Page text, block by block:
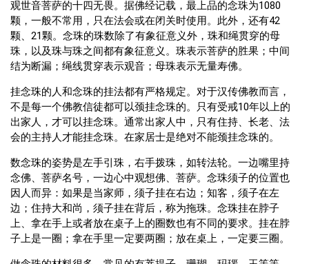
观世音菩萨的十四无畏。据佛经记载，最上品的念珠为1080
颗，一般不常用，只在法会或在闭关时使用。此外，还有42
颗、21颗。念珠的珠数除了有象征意义外，珠和绳贯穿的母
珠，以及珠与珠之间都有象征意义。珠表示菩萨的胜果；中间
结为断漏；绳线贯穿表示观音；母珠表示无量寿佛。
挂念珠的人和念珠的挂法都有严格规定。对于汉传佛教而言，
不是每一个佛教信徒都可以颈挂念珠的。只有受戒10年以上的
出家人，才可以挂念珠。通常出家人中，只有住持、长老、法
会的主持人才能挂念珠。在家居士是绝对不能颈挂念珠的。
数念珠的姿势是左手引珠，右手拨珠，如转法轮。一边嘴里持
念佛、菩萨名号，一边心中观想佛、菩萨。念珠须子的位置也
因人而异：如果是当家师，须子挂在右边；知客，须子在左
边；住持大和尚，须子挂在背后，称为拖珠。念珠挂在脖子
上、拿在手上或者放在桌子上的圈数也有不同的要求。挂在脖
子上是一圈；拿在手里一定要两圈；放在桌上，一定要三圈。